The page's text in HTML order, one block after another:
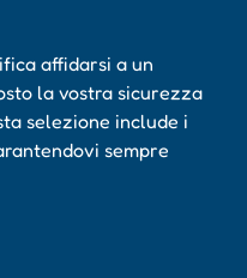
affidarsi a un
la vostra sicurezza
selezione include i
sempre